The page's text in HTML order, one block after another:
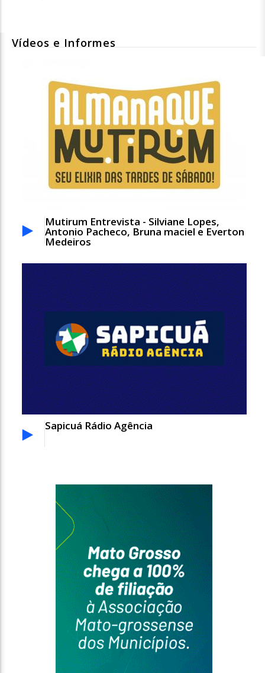
Vídeos e Informes
Mutirum Entrevista - Silviane Lopes,
Antonio Pacheco, Bruna maciel e Everton
Medeiros
Sapicuá Rádio Agência